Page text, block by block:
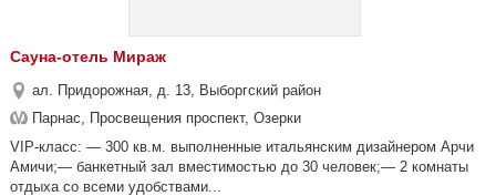
Сауна-отель Мираж
ал. Придорожная, д. 13, Выборгский район
Парнас, Просвещения проспект, Озерки
VIP-класс: — 300 кв.м. выполненные итальянским дизайнером Арчи
Амичи;— банкетный зал вместимостью до 30 человек;— 2 комнаты
отдыха со всеми удобствами...